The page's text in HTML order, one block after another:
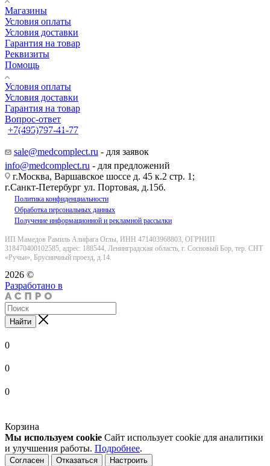
Магазины
Условия оплаты
Условия доставки
Гарантия на товар
Реквизиты
Помощь
Условия оплаты
Условия доставки
Гарантия на товар
Вопрос-ответ
+7(495)797-41-77
sale@medcomplect.ru - для заявок
info@medcomplect.ru - для предложений
г.Москва, Варшавское шоссе д. 45 к.2 стр. 1;
г.Санкт-Петербург ул. Портовая, д.15б.
Политика конфиденциальности
Обработка персональных данных
Получение информационной и рекламной рассылки
ИП Мамедов Рамиль Алифага Оглы, ИНН 471403968803, ОГРНИП
318470400102585, адрес: 188544, Ленинградская область, г. Сосновый Бор, тер. СНТ
«Ручьи», Брусничный проезд, д.14.
2026 ©
Разработано в
Найти
0
0
0
Корзина
Мы используем cookie Сайт использует cookie для аналитики
и улучшения работы. Подробнее.
Согласен Отказаться Настроить